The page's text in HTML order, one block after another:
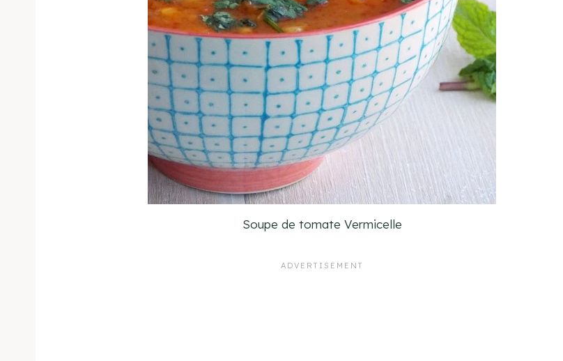
Soupe de tomate Vermicelle